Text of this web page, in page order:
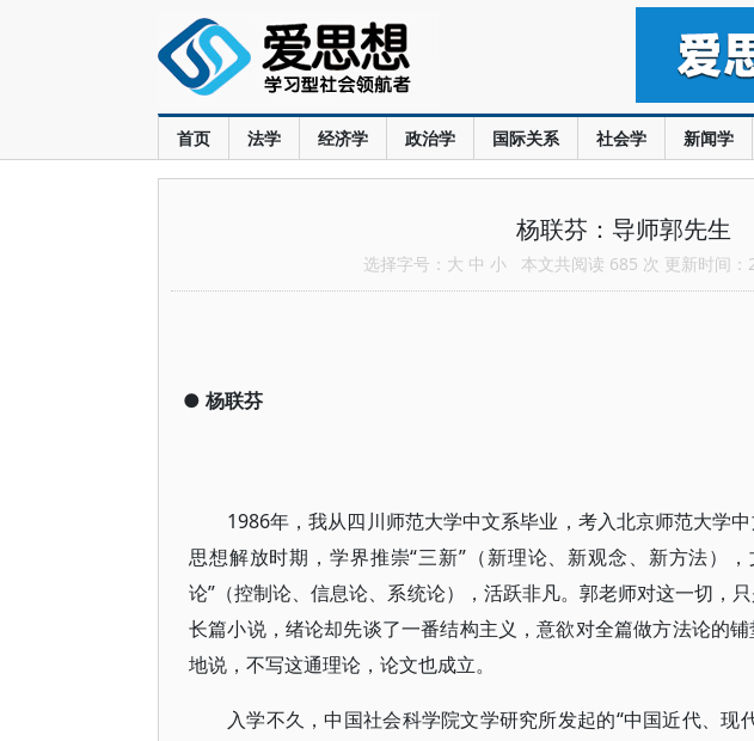
首页 法学 经济学 政治学 国际关系 社会学 新闻学
杨联芬：导师郭先生
选择字号： 大 中 小 本文共阅读 685 次 更新时间
● 杨联芬
1986年，我从四川师范大学中文系毕业，考入北京师范大学
思想解放时期，学界推崇“三新”（新理论、新观念、新方法）
论”（控制论、信息论、系统论），活跃非凡。郭老师对这一切，
长篇小说，绪论却先谈了一番结构主义，意欲对全篇做方法论的
地说，不写这通理论，论文也成立。
入学不久，中国社会科学院文学研究所发起的“中国近代、现